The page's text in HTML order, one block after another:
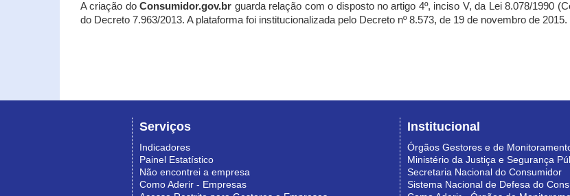
A criação doConsumidor.gov.br guarda relação com o disposto no artigo 4º, inciso V, da Lei 8.078/1990
do Decreto 7.963/2013. A plataforma foi institucionalizada pelo Decreto nº 8.573, de 19 de novembro de 2015.
Serviços
Indicadores
Painel Estatístico
Não encontrei a empresa
Como Aderir - Empresas
Institucional
Órgãos Gestores e de
Ministério da Justiça e Segurança
Secretaria Nacional do Consumidor
Sistema Nacional de Defesa do